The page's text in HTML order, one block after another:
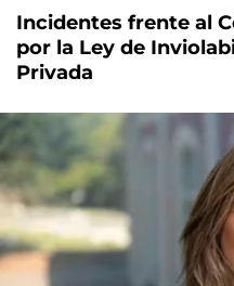
Incidentes frente al
por la Ley de
Privada